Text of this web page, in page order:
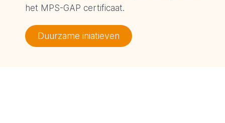
het MPS-GAP certificaat.
Duurzame iniatieven